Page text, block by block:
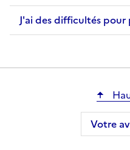
J'ai des difficultés pour
Votre